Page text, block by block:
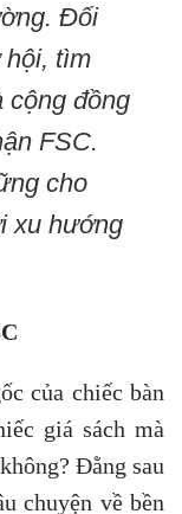
Đối
hội, tìm
cộng đồng
FSC.
cho
xu hướng
của chiếc bàn
giá sách mà
Đằng sau
chuyện về bền